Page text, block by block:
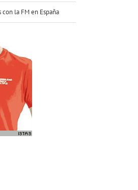
con la FM en España